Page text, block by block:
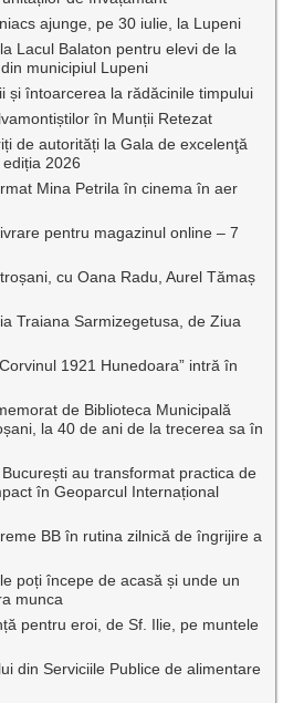
ajunge, pe 30 iulie, la Lupeni
Lacul Balaton pentru elevi de la
municipiul Lupeni
și întoarcerea la rădăcinile timpului
în Munții Retezat
de autorități la Gala de excelenţă
ediția 2026
Mina Petrila în cinema în aer
pentru magazinul online – 7
cu Oana Radu, Aurel Tămaș
Traiana Sarmizegetusa, de Ziua
1921 Hunedoara” intră în
de Biblioteca Municipală
la 40 de ani de la trecerea sa în
au transformat practica de
în Geoparcul Internațional
BB în rutina zilnică de îngrijire a
poți începe de acasă și unde un
munca
pentru eroi, de Sf. Ilie, pe muntele
din Serviciile Publice de alimentare